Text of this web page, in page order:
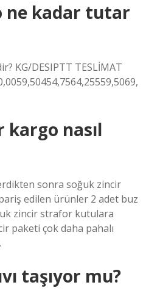
ne kadar tutar
KG/DESIPTT TESLİMAT
kargo nasıl
sonra soğuk zincir
edilen ürünler 2 adet buz
zincir strafor kutulara
paketi çok daha pahalı
taşıyor mu?